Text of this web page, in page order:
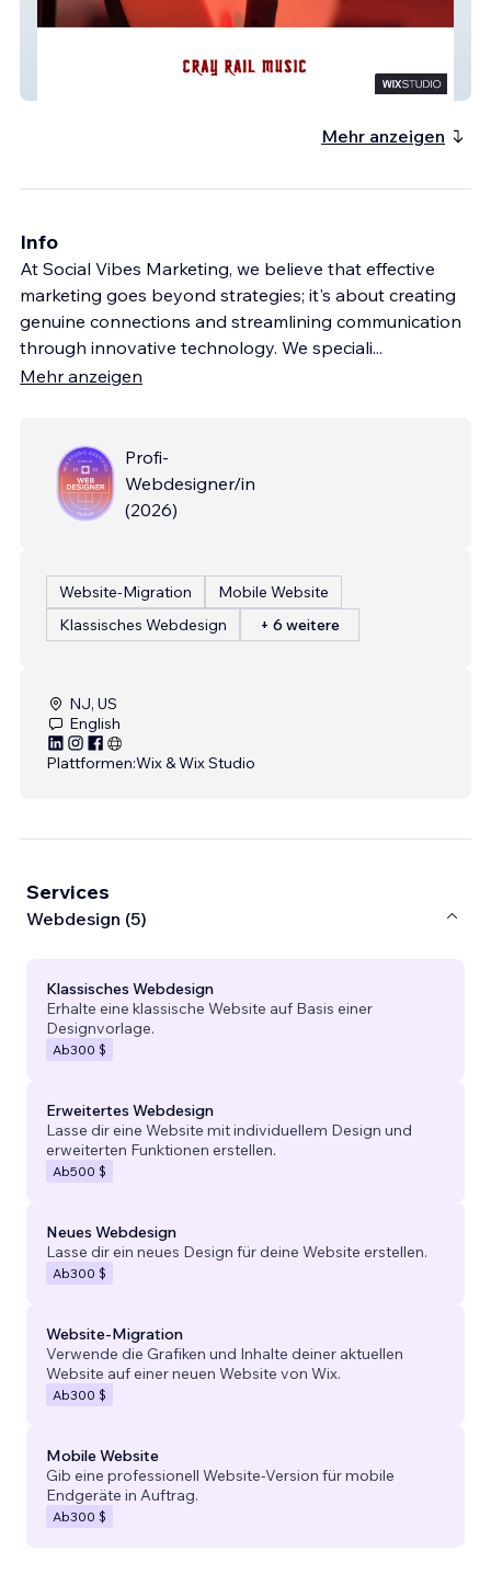
Mehr anzeigen
Info
At Social Vibes Marketing, we believe that effective
marketing goes beyond strategies; it's about creating
genuine connections and streamlining communication
through innovative technology. We speciali...
Mehr anzeigen
Profi-
Webdesigner/in
(2026)
Website-Migration
Mobile Website
Klassisches Webdesign
+ 6 weitere
NJ, US
English
Plattformen:Wix & Wix Studio
Services
Webdesign (5)
Klassisches Webdesign
Erhalte eine klassische Website auf Basis einer
Designvorlage.
Ab300 $
Erweitertes Webdesign
Lasse dir eine Website mit individuellem Design und
erweiterten Funktionen erstellen.
Ab500 $
Neues Webdesign
Lasse dir ein neues Design für deine Website erstellen.
Ab300 $
Website-Migration
Verwende die Grafiken und Inhalte deiner aktuellen
Website auf einer neuen Website von Wix.
Ab300 $
Mobile Website
Gib eine professionell Website-Version für mobile
Endgeräte in Auftrag.
Ab300 $